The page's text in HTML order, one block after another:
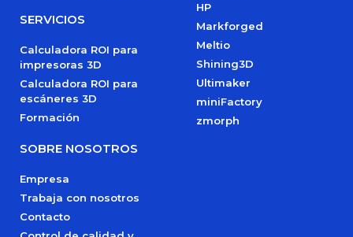
SERVICIOS
Calculadora ROI para
impresoras 3D
Calculadora ROI para
escáneres 3D
Formación
SOBRE NOSOTROS
Empresa
Trabaja con nosotros
Contacto
HP
Markforged
Meltio
Shining3D
Ultimaker
miniFactory
zmorph